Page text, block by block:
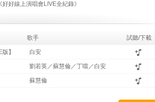
好好線上演唱會LIVE全紀錄》
歌手 試聽/下載
】 白安
劉若英／蘇慧倫／丁噹／白安
蘇慧倫